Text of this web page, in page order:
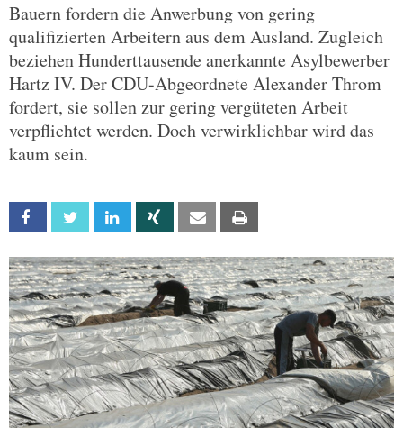
Bauern fordern die Anwerbung von gering
qualifizierten Arbeitern aus dem Ausland. Zugleich
beziehen Hunderttausende anerkannte Asylbewerber
Hartz IV. Der CDU-Abgeordnete Alexander Throm
fordert, sie sollen zur gering vergüteten Arbeit
verpflichtet werden. Doch verwirklichbar wird das
kaum sein.
Facebook Twitter Linkedin Xing Email